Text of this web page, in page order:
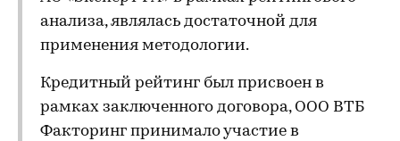
анализа, являлась достаточной для
применения методологии.
Кредитный рейтинг был присвоен в
рамках заключенного договора, ООО ВТБ
Факторинг принимало участие в